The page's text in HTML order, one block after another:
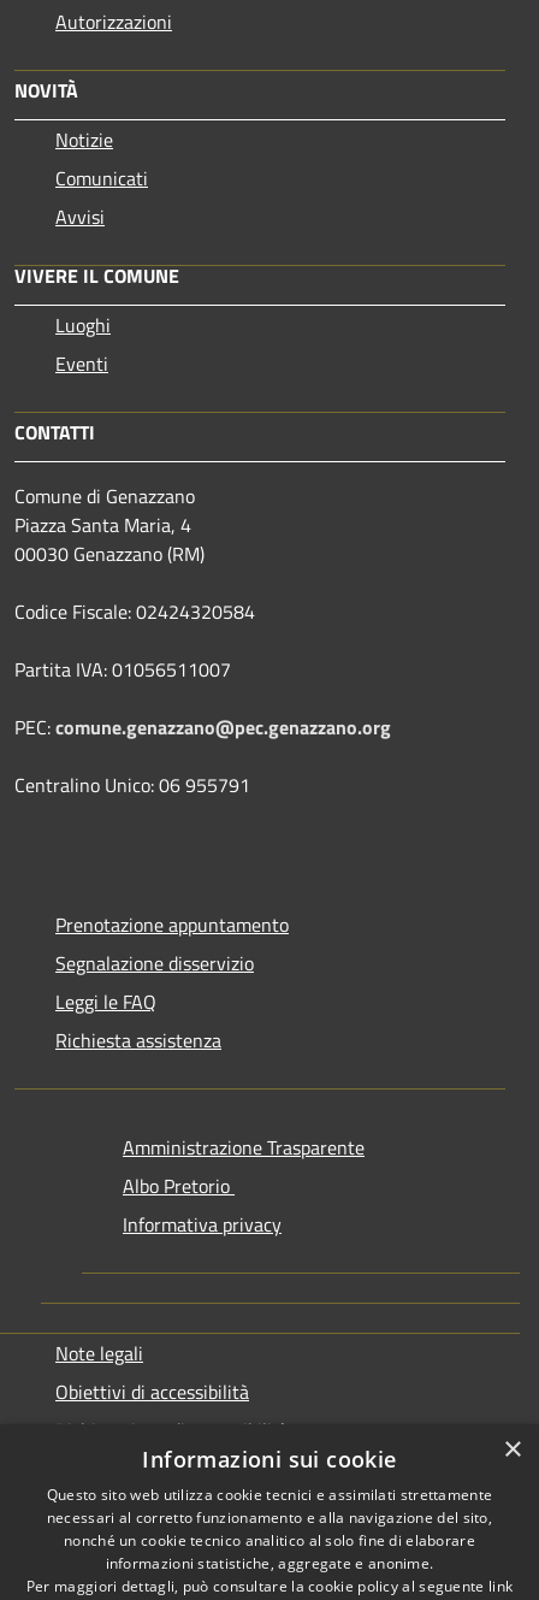
Autorizzazioni
NOVITÀ
Notizie
Comunicati
Avvisi
VIVERE IL COMUNE
Luoghi
Eventi
CONTATTI
Comune di Genazzano
Piazza Santa Maria, 4
00030 Genazzano (RM)
Codice Fiscale: 02424320584
Partita IVA: 01056511007
PEC:comune.genazzano@pec.genazzano.org
Centralino Unico: 06 955791
Prenotazione appuntamento
Segnalazione disservizio
Leggi le FAQ
Richiesta assistenza
Amministrazione Trasparente
Albo Pretorio
Informativa privacy
Note legali
Obiettivi di accessibilità
Dichiarazione di accessibilità
Copyright © 2026 • Comune di
×
Informazioni sui cookie
Questo sito web utilizza cookie tecnici e assimilati strettamente
necessari al corretto funzionamento e alla navigazione del sito,
nonché un cookie tecnico analitico al solo fine di elaborare
informazioni statistiche, aggregate e anonime.
Per maggiori dettagli, può consultare la cookie policy al seguente link